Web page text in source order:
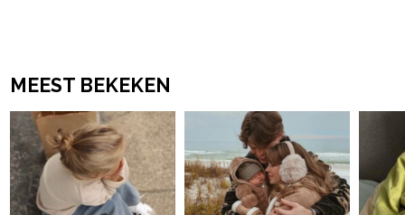
MEEST BEKEKEN